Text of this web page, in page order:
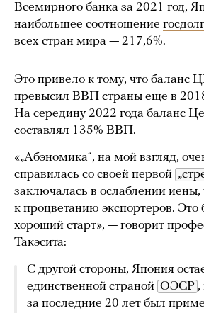
Всемирного банка за 2021 год,
наибольшее соотношение
всех стран мира — 217,6%.
Это привело к тому, что баланс
превысил ВВП страны еще в
На середину 2022 года баланс
составлял 135% ВВП.
«„Абэномика“, на мой взгляд,
справилась со своей первой
заключалась в ослаблении иены,
к процветанию экспортеров. Это
хороший старт», — говорит
Такэсита:
С другой стороны, Япония
единственной страной ОЭСР ,
за последние 20 лет был